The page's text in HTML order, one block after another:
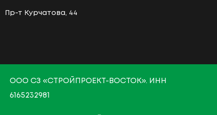
Пр-т Курчатова, 44
ООО СЗ «СТРОЙПРОЕКТ-ВОСТОК». ИНН
6165232981